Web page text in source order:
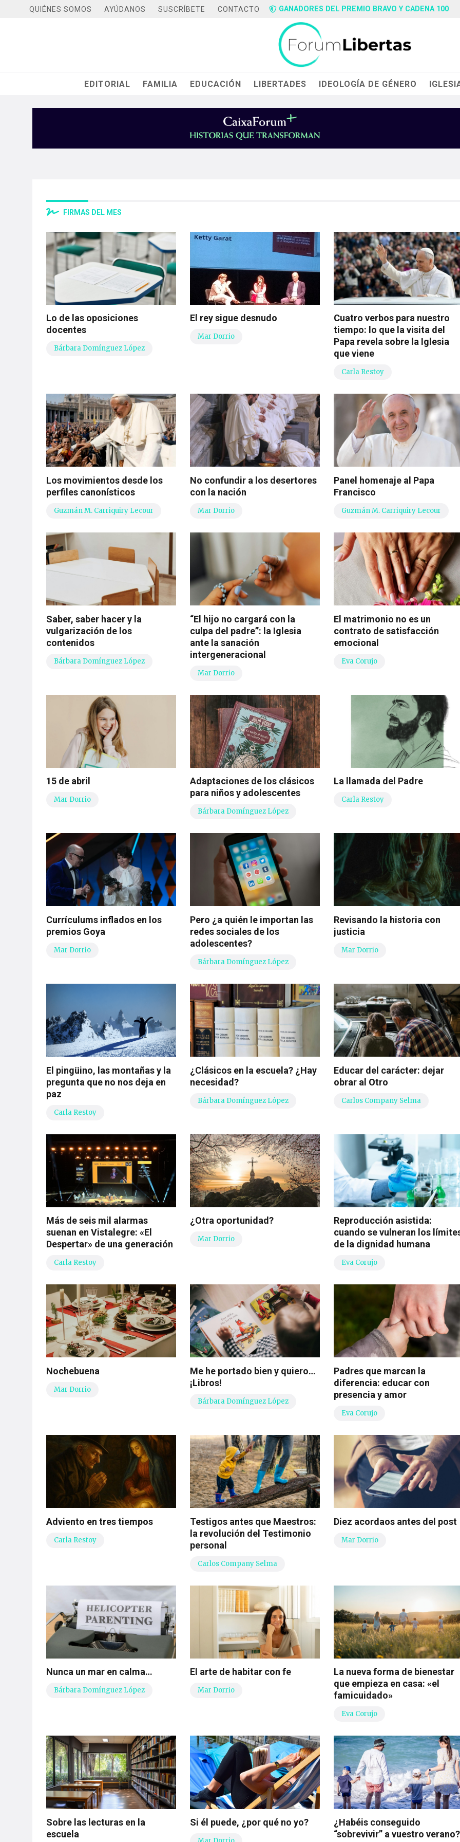
QUIÉNES SOMOS AYÚDANOS SUSCRÍBETE CONTACTO GANADORES DEL PREMIO BRAVO Y CADENA 100
EDITORIAL FAMILIA EDUCACIÓN LIBERTADES IDEOLOGÍA DE GÉNERO
FIRMAS DEL MES
Lo de las oposiciones
docentes
Bárbara Domínguez López
El rey sigue desnudo
Mar Dorrio
Cuatro verbos para nuestro
tiempo: lo que la visita del
Papa revela sobre la Iglesia
que viene
Carla Restoy
Los movimientos desde los
perfiles canonísticos
Guzmán M. Carriquiry Lecour
No confundir a los desertores
con la nación
Mar Dorrio
Panel homenaje al Papa
Francisco
Guzmán M. Carriquiry Lecour
Saber, saber hacer y la
vulgarización de los
contenidos
Bárbara Domínguez López
“El hijo no cargará con la
culpa del padre”: la Iglesia
ante la sanación
intergeneracional
Mar Dorrio
El matrimonio no es un
contrato de satisfacción
emocional
Eva Corujo
15 de abril
Mar Dorrio
Adaptaciones de los clásicos
para niños y adolescentes
Bárbara Domínguez López
La llamada del Padre
Carla Restoy
Currículums inflados en los
premios Goya
Mar Dorrio
Pero ¿a quién le importan las
redes sociales de los
adolescentes?
Bárbara Domínguez López
Revisando la historia con
justicia
Mar Dorrio
El pingüino, las montañas y la
pregunta que no nos deja en
paz
Carla Restoy
¿Clásicos en la escuela? ¿Hay
necesidad?
Bárbara Domínguez López
Educar del carácter: dejar
obrar al Otro
Carlos Company Selma
Más de seis mil alarmas
suenan en Vistalegre: «El
Despertar» de una generación
Carla Restoy
¿Otra oportunidad?
Mar Dorrio
Reproducción asistida:
cuando se vulneran los
de la dignidad humana
Eva Corujo
Nochebuena
Mar Dorrio
Me he portado bien y quiero…
¡Libros!
Bárbara Domínguez López
Padres que marcan la
diferencia: educar con
presencia y amor
Eva Corujo
Adviento en tres tiempos
Carla Restoy
Testigos antes que Maestros:
la revolución del Testimonio
personal
Carlos Company Selma
Diez acordaos antes del post
Mar Dorrio
Nunca un mar en calma…
Bárbara Domínguez López
El arte de habitar con fe
Mar Dorrio
La nueva forma de bienestar
que empieza en casa: «el
famicuidado»
Eva Corujo
Sobre las lecturas en la
escuela
Si él puede, ¿por qué no yo?
¿Habéis conseguido
“sobrevivir” a vuestro verano?